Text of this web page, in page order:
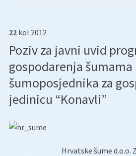
22 kol 2012
Poziv za javni uvid
gospodarenja šumama
šumoposjednika za
jedinicu “Konavli”
Hrvatske šume d.o.o.